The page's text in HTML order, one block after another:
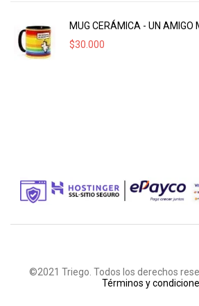
MUG CERÁMICA - UN AMIGO
$30.000
©2021 Triego. Todos los derechos
Términos y